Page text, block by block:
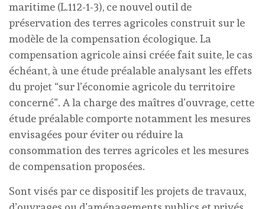
maritime (L.112-1-3), ce nouvel outil de
préservation des terres agricoles construit sur le
modèle de la compensation écologique. La
compensation agricole ainsi créée fait suite, le cas
échéant, à une étude préalable analysant les effets
du projet “sur l’économie agricole du territoire
concerné”. A la charge des maîtres d’ouvrage, cette
étude préalable comporte notamment les mesures
envisagées pour éviter ou réduire la
consommation des terres agricoles et les mesures
de compensation proposées.
Sont visés par ce dispositif les projets de travaux,